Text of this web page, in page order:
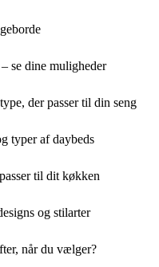
se dine muligheder
der passer til din seng
typer af daybeds
til dit køkken
og stilarter
når du vælger?